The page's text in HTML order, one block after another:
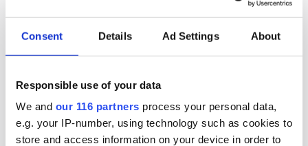
Consent Details Ad Settings About
Responsible use of your data
We and our 116 partners process your personal data,
e.g. your IP-number, using technology such as cookies to
store and access information on your device in order to
För en mottagare
*Moms (6 %) ingår i alla priser.